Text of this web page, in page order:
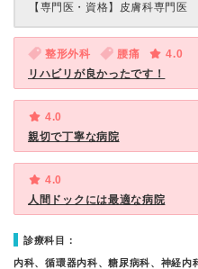
【専門医・資格】 皮膚科専門医
整形外科 腰痛
4.0
リハビリが良かったです！
4.0
親切で丁寧な病院
4.0
人間ドックには最適な病院
診療科目：
内科、循環器内科、糖尿病科、神経